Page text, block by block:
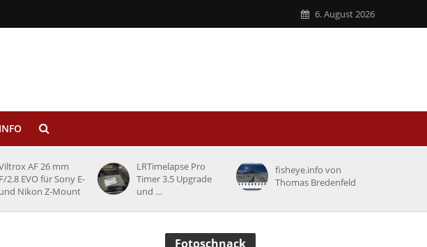
6. August 2026
AF 26 mm
F/2.8 EVO für Sony E-
und Nikon Z-Mount
LRTimelapse Pro
Timer 3.5 Upgrade
und …
fisheye.info von
Thomas Bredenfeld
Fotoschnack